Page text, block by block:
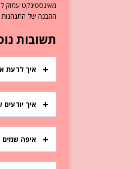
מאינסטינקט עמוק
ההבנה של התנהגות
תשובות
איך לדעת
איך
איפה